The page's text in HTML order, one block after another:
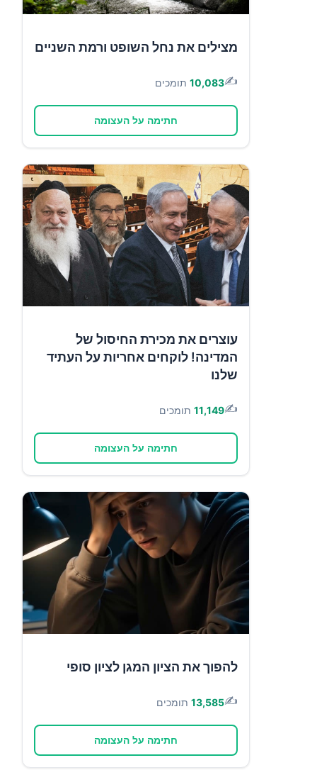
מצילים את נחל השופט ורמת השניים
✍️
10,083 תומכים
חתימה על העצומה
עוצרים את מכירת החיסול של
המדינה! לוקחים אחריות על העתיד
שלנו
✍️
11,149 תומכים
חתימה על העצומה
להפוך את הציון המגן לציון סופי
✍️
13,585 תומכים
חתימה על העצומה